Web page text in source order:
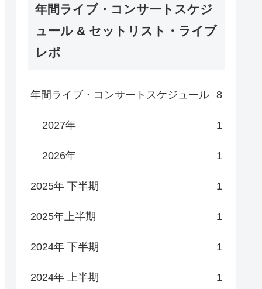
年間ライブ・コンサートスケジ
ュール & セットリスト・ライブ
レポ
年間ライブ・コンサートスケジュール 8
2027年 1
2026年 1
2025年 下半期 1
2025年上半期 1
2024年 下半期 1
2024年 上半期 1